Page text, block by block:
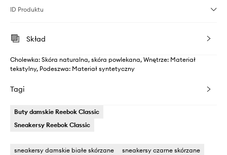
ID Produktu
Skład
Cholewka: Skóra naturalna, skóra powlekana, Wnętrze: Materiał
tekstylny, Podeszwa: Materiał syntetyczny
Tagi
Buty damskie Reebok Classic
Sneakersy Reebok Classic
sneakersy damskie białe skórzane
sneakersy czarne skórzane